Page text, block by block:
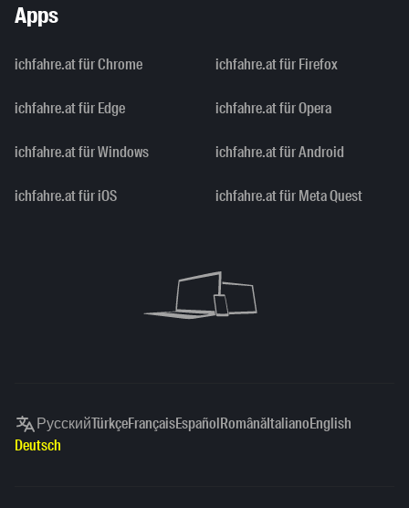
Apps
ichfahre.at für Chrome ichfahre.at für Firefox
ichfahre.at für Edge ichfahre.at für Opera
ichfahre.at für Windows ichfahre.at für Android
ichfahre.at für iOS ichfahre.at für Meta Quest
РусскийTürkçeFrançaisEspañolRomânăItalianoEnglish
Deutsch